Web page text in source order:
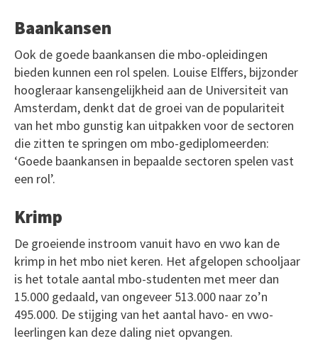
Baankansen
Ook de goede baankansen die mbo-opleidingen
bieden kunnen een rol spelen. Louise Elffers, bijzonder
hoogleraar kansengelijkheid aan de Universiteit van
Amsterdam, denkt dat de groei van de populariteit
van het mbo gunstig kan uitpakken voor de sectoren
die zitten te springen om mbo-gediplomeerden:
‘Goede baankansen in bepaalde sectoren spelen vast
een rol’.
Krimp
De groeiende instroom vanuit havo en vwo kan de
krimp in het mbo niet keren. Het afgelopen schooljaar
is het totale aantal mbo-studenten met meer dan
15.000 gedaald, van ongeveer 513.000 naar zo’n
495.000. De stijging van het aantal havo- en vwo-
leerlingen kan deze daling niet opvangen.